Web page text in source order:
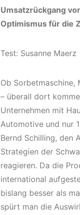
Umsatzrückgang
Optimismus für die
Test: Susanne Maerz
Ob Sorbetmaschine,
– überall dort
Unternehmen mit
Automotive und nur
Bernd Schilling, den
Strategien der
reagieren. Da die
international
bislang besser als
spürt man die